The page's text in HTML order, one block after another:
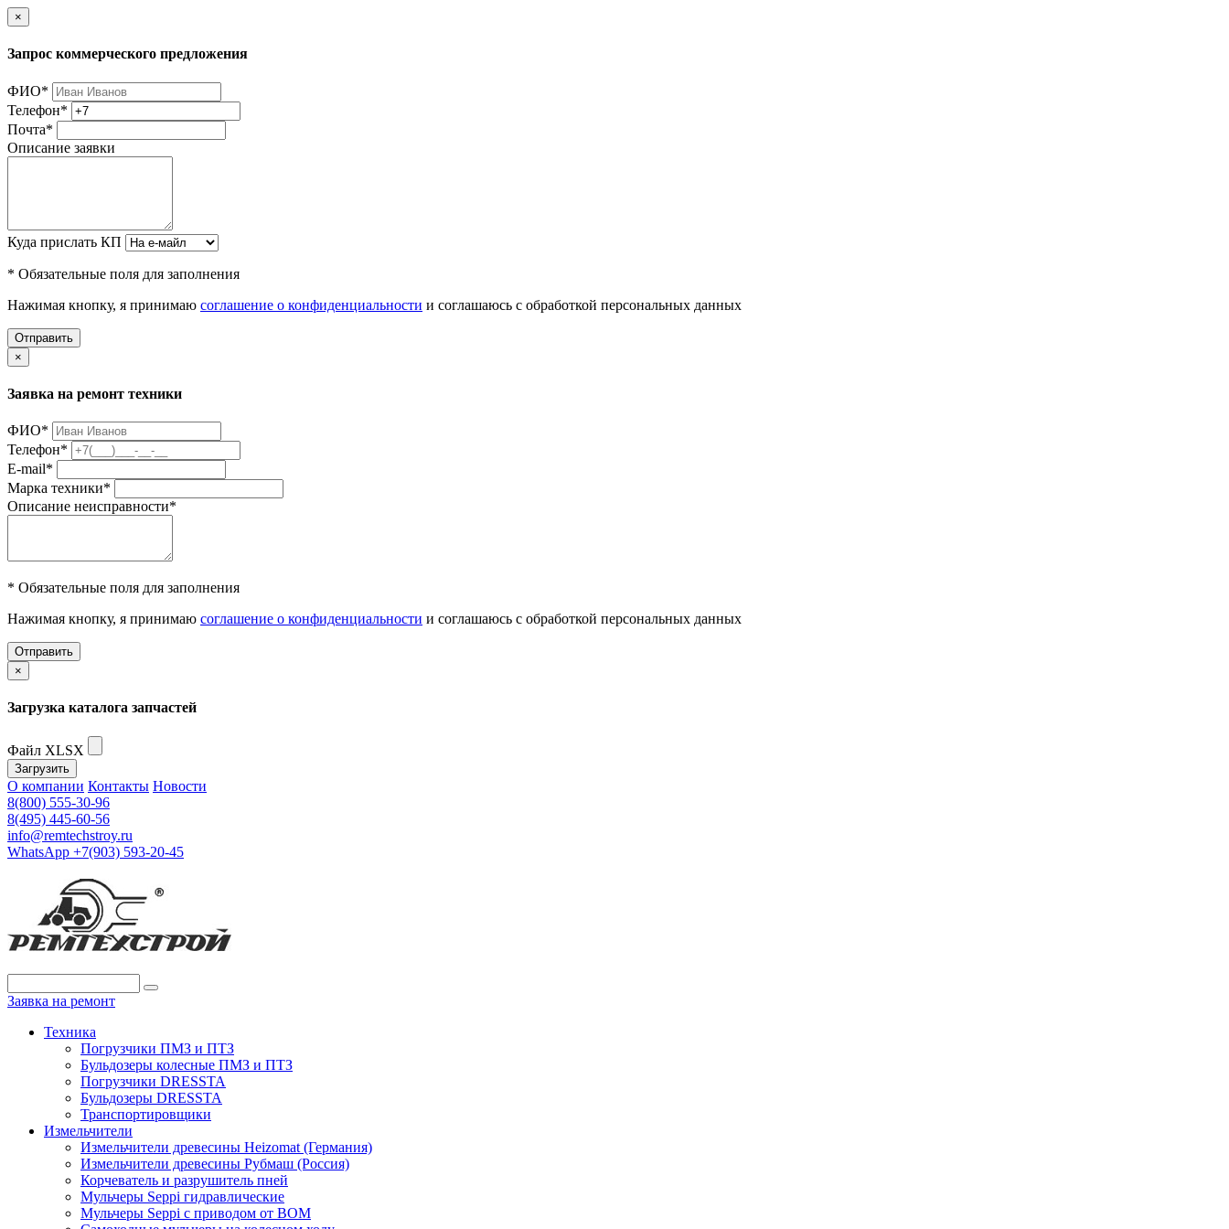
×
Запрос коммерческого предложения
ФИО*
Телефон*
Почта*
Описание заявки
Куда прислать КП
* Обязательные поля для заполнения
Нажимая кнопку, я принимаю соглашение о конфиденциальности и соглашаюсь с обработкой персональных данных
Отправить
×
Заявка на ремонт техники
ФИО*
Телефон*
E-mail*
Марка техники*
Описание неисправности*
* Обязательные поля для заполнения
Нажимая кнопку, я принимаю соглашение о конфиденциальности и соглашаюсь с обработкой персональных данных
Отправить
×
Загрузка каталога запчастей
Файл XLSX
Загрузить
О компании Контакты Новости
8(800) 555-30-96
8(495) 445-60-56
info@remtechstroy.ru
WhatsApp +7(903) 593-20-45
Заявка на ремонт
Техника
Погрузчики ПМЗ и ПТЗ
Бульдозеры колесные ПМЗ и ПТЗ
Погрузчики DRESSTA
Бульдозеры DRESSTA
Транспортировщики
Измельчители
Измельчители древесины Heizomat (Германия)
Измельчители древесины Рубмаш (Россия)
Корчеватель и разрушитель пней
Мульчеры Seppi гидравлические
Мульчеры Seppi с приводом от ВОМ